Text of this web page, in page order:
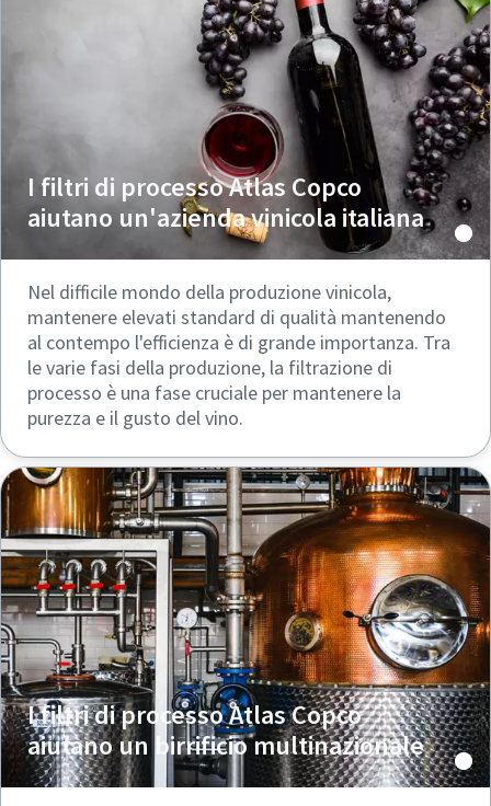
I filtri di processo Atlas Copco
aiutano un'azienda vinicola italiana
Nel difficile mondo della produzione vinicola,
mantenere elevati standard di qualità mantenendo
al contempo l'efficienza è di grande importanza. Tra
le varie fasi della produzione, la filtrazione di
processo è una fase cruciale per mantenere la
purezza e il gusto del vino.
I filtri di processo Atlas Copco
aiutano un birrificio multinazionale